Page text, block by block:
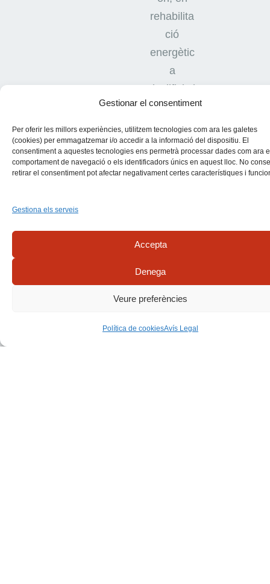
Gestionar el consentiment
Per oferir les millors experiències, utilitzem tecnologies com ara les galetes
(cookies) per emmagatzemar i/o accedir a la informació del dispositiu. El
consentiment a aquestes tecnologies ens permetrà processar dades com ara
comportament de navegació o els identificadors únics en aquest lloc. No
retirar el consentiment pot afectar negativament certes característiques i
Gestiona els serveis
Accepta
Denega
Veure preferències
Política de cookiesAvís Legal
rehabilita
ció
energètic
a
d'edificis i
habitatge
s.
Actualitat i novetats del sector
Accesos directes